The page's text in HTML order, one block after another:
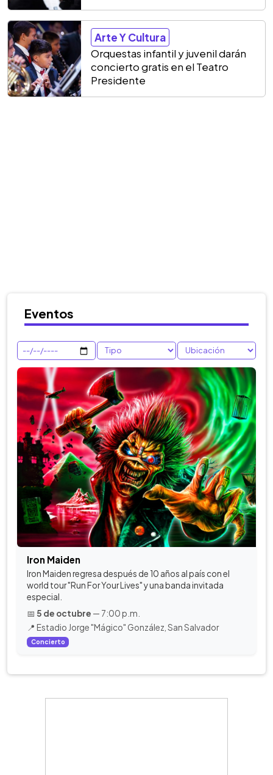
Arte Y Cultura
Orquestas infantil y juvenil darán
concierto gratis en el Teatro
Presidente
Eventos
Iron Maiden
Iron Maiden regresa después de 10 años al país con el
world tour "Run For Your Lives" y una banda invitada
especial.
📅 5 de octubre — 7:00 p.m.
📍 Estadio Jorge "Mágico" González, San Salvador
Concierto